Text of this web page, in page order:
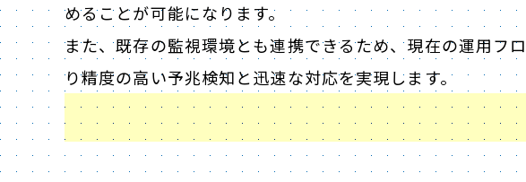
めることが可能になります。
また、既存の監視環境とも連携できるため、現在の運用フ
り精度の高い予兆検知と迅速な対応を実現します。